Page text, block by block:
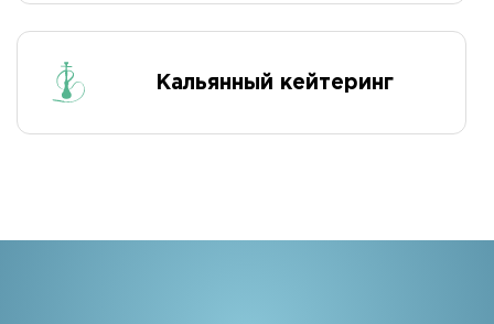
Кальянный кейтеринг